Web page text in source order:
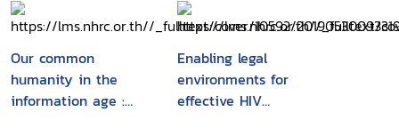
organization 1998
cooperation of the
Friedrich-Ebert-
Stiftung
Our common
humanity in the
information age :
Enabling legal
environments for
effective HIV